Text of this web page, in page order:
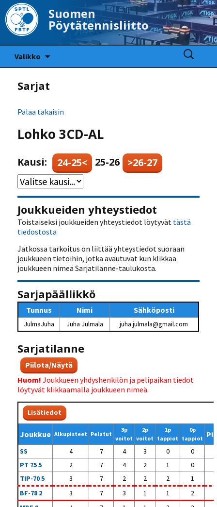
Suomen
Pöytätennisliitto
Valikko
Haku:
Sarjat
Palaa takaisin
Lohko 3CD-AL
Kausi: 24-25< 25-26 >26-27
Joukkueiden yhteystiedot
Toistaiseksi joukkueiden yhteystiedot löytyvät tästä
tiedostosta
Jatkossa tarkoitus on liittää yhteystiedot suoraan
joukkueen tietoihin, jotka avautuvat kun klikkaa
joukkueen nimeä Sarjatilanne-taulukosta.
Sarjapäällikkö
Tunnus Nimi Sähköposti
JulmaJuha Juha Julmala juha.julmala@gmail.com
Sarjatilanne
Piilota/Näytä
Huom! Joukkueen yhdyshenkilön ja pelipaikan tiedot
löytyvät klikkaamalla joukkueen nimeä.
Lisätiedot
Joukkue Alkupisteet Pelatut
3p
voitot
2p
voitot
1p
tappiot
0p
tappiot
SS 4 7 4 3 0 0
PT 75 5
2 7 4 2 1 0
TIP-70 5
3 7 2 2 2 1
BF-78 2
3 7 3 1 1 2